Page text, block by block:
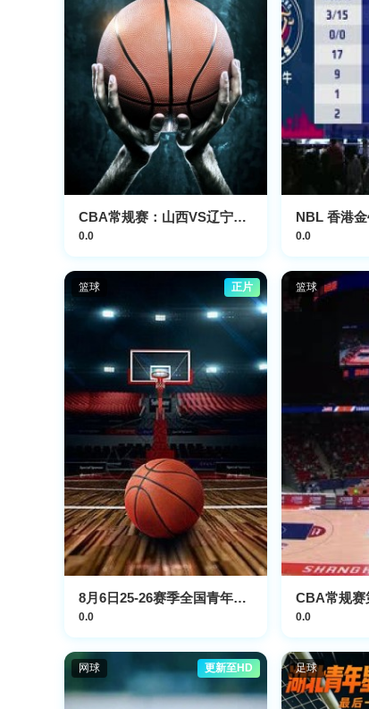
CBA常规赛：山西VS辽宁20260120
0.0 0.0
篮球 正片
8月6日25-26赛季全国青年篮球联赛 天津荣钢64VS99北京首钢
0.0
篮球
0.0
网球 更新至HD 足球